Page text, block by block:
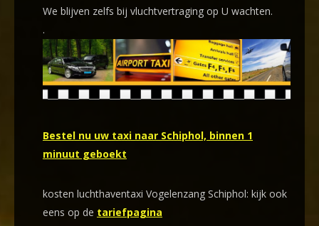
We blijven zelfs bij vluchtvertraging op U wachten.
.
Bestel nu uw taxi naar Schiphol, binnen 1
minuut geboekt
kosten luchthaventaxi Vogelenzang Schiphol: kijk ook
eens op de tariefpagina